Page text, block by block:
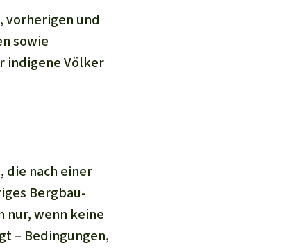
vorherigen und
sowie
indigene Völker
die nach einer
Bergbau-
nur, wenn keine
– Bedingungen,